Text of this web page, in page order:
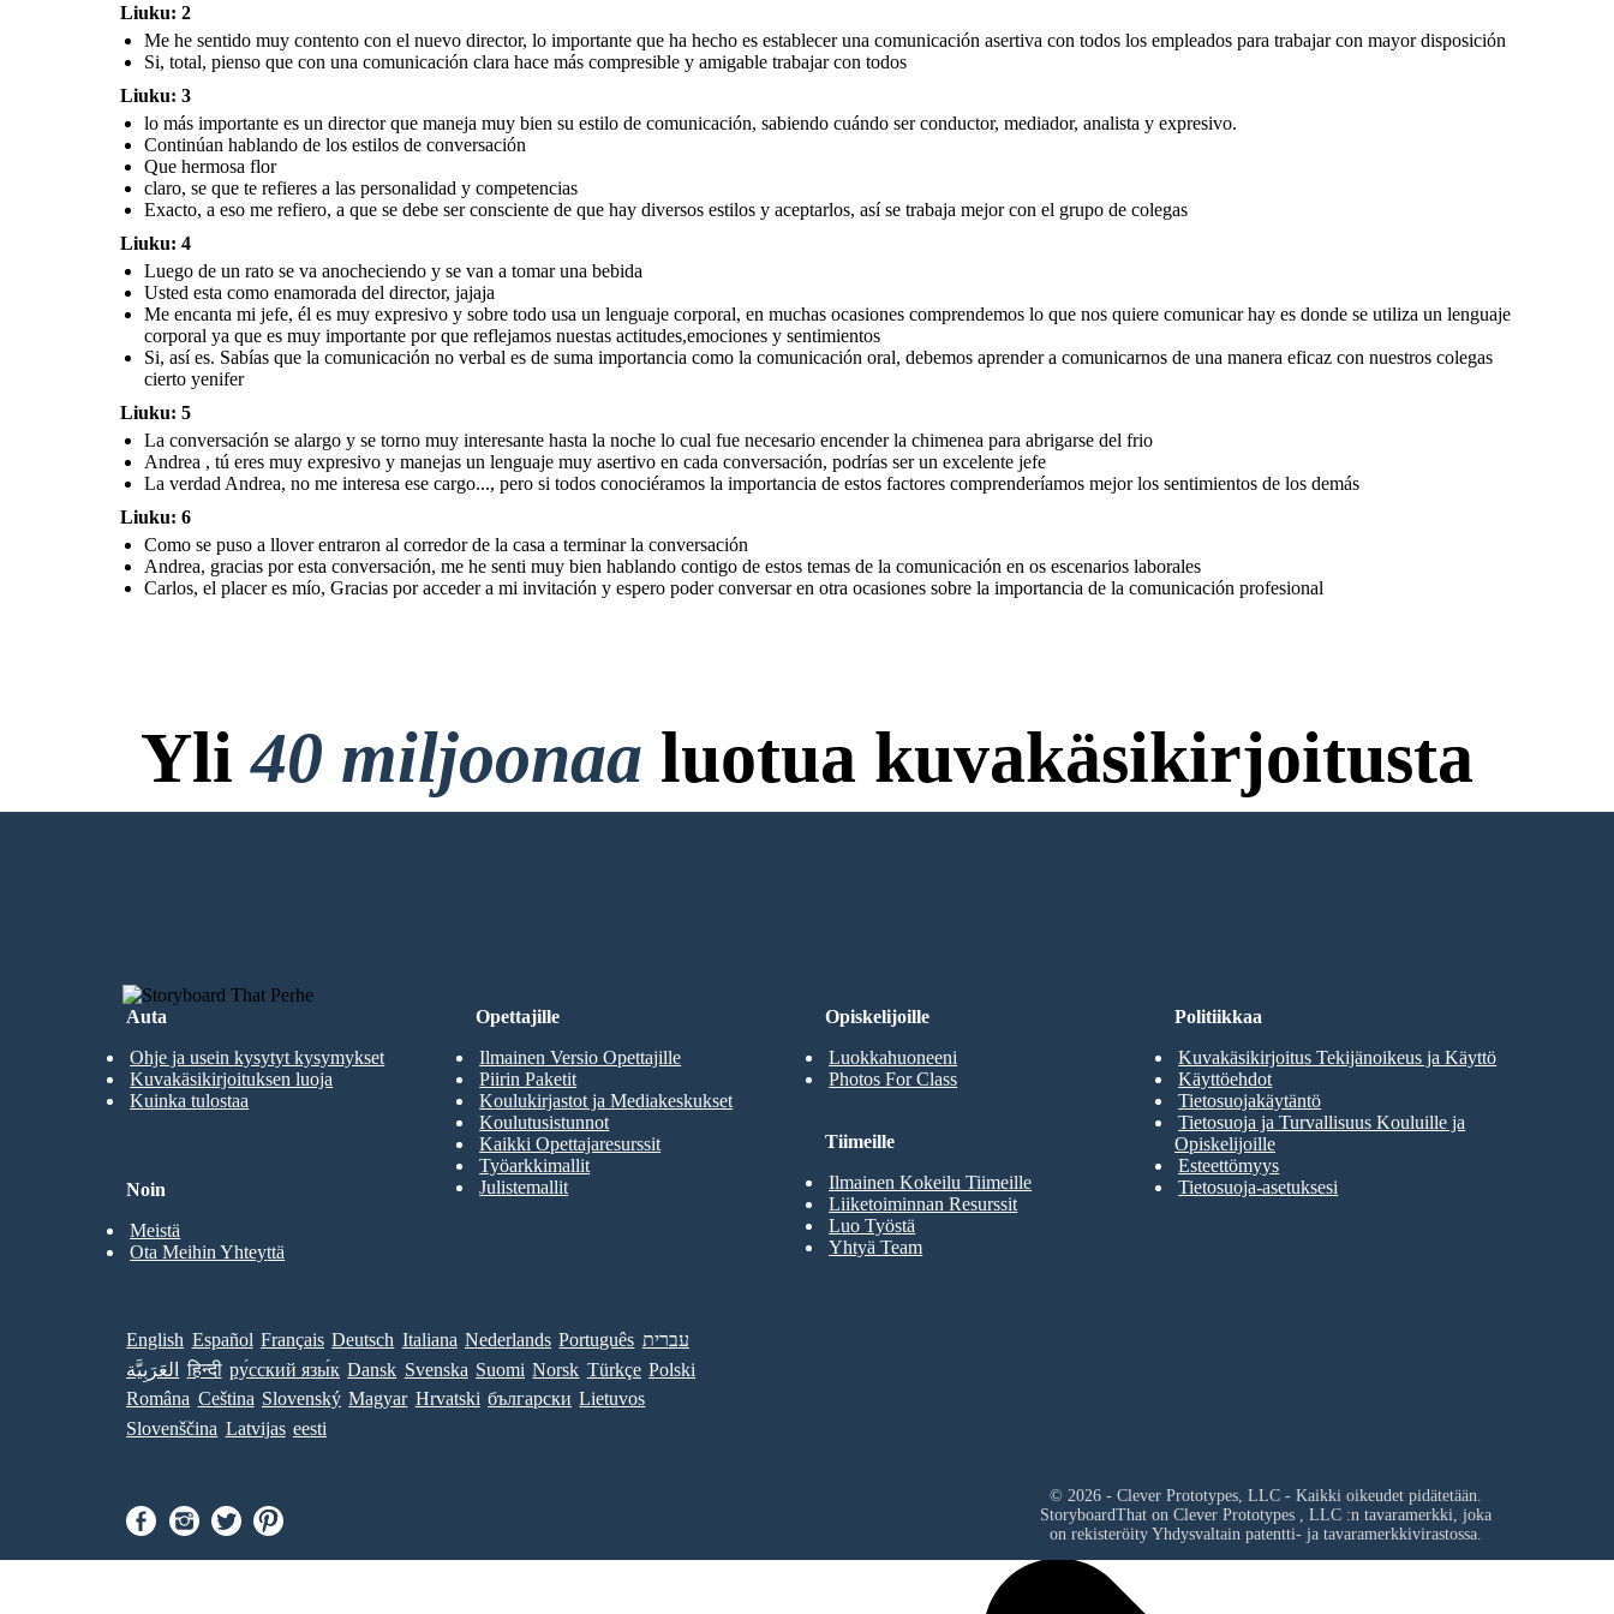
Andrea, gracias por esta
conversación, me he senti
de la comunicación en os
escenarios laborales
Carlos, el placer es mío,
conversar en otra ocasiones
sobre la importancia de la
Liuku: 2
Me he sentido muy contento con el nuevo director, lo importante que ha hecho es establecer una comunicación asertiva con todos los empleados para trabajar con mayor disposición
Si, total, pienso que con una comunicación clara hace más compresible y amigable trabajar con todos
Liuku: 3
lo más importante es un director que maneja muy bien su estilo de comunicación, sabiendo cuándo ser conductor, mediador, analista y expresivo.
Continúan hablando de los estilos de conversación
Que hermosa flor
claro, se que te refieres a las personalidad y competencias
Exacto, a eso me refiero, a que se debe ser consciente de que hay diversos estilos y aceptarlos, así se trabaja mejor con el grupo de colegas
Liuku: 4
Luego de un rato se va anocheciendo y se van a tomar una bebida
Usted esta como enamorada del director, jajaja
Me encanta mi jefe, él es muy expresivo y sobre todo usa un lenguaje corporal, en muchas ocasiones comprendemos lo que nos quiere comunicar hay es donde se utiliza un lenguaje
corporal ya que es muy importante por que reflejamos nuestas actitudes,emociones y sentimientos
Si, así es. Sabías que la comunicación no verbal es de suma importancia como la comunicación oral, debemos aprender a comunicarnos de una manera eficaz con nuestros colegas
cierto yenifer
Liuku: 5
La conversación se alargo y se torno muy interesante hasta la noche lo cual fue necesario encender la chimenea para abrigarse del frio
Andrea , tú eres muy expresivo y manejas un lenguaje muy asertivo en cada conversación, podrías ser un excelente jefe
La verdad Andrea, no me interesa ese cargo..., pero si todos conociéramos la importancia de estos factores comprenderíamos mejor los sentimientos de los demás
Liuku: 6
Como se puso a llover entraron al corredor de la casa a terminar la conversación
Andrea, gracias por esta conversación, me he senti muy bien hablando contigo de estos temas de la comunicación en os escenarios laborales
Carlos, el placer es mío, Gracias por acceder a mi invitación y espero poder conversar en otra ocasiones sobre la importancia de la comunicación profesional
Yli40 miljoonaa luotua kuvakäsikirjoitusta
Ei Latauksia, ei Luottokorttia ja ei Vaadi Kirjautumista Kokeilemiseen!
Auta
Ohje ja usein kysytyt kysymykset
Kuvakäsikirjoituksen luoja
Kuinka tulostaa
Opiskelijoille
Luokkahuoneeni
Photos For Class
Opettajille
Ilmainen Versio Opettajille
Piirin Paketit
Koulukirjastot ja Mediakeskukset
Koulutusistunnot
Kaikki Opettajaresurssit
Työarkkimallit
Julistemallit
Tiimeille
Ilmainen Kokeilu Tiimeille
Liiketoiminnan Resurssit
Luo Työstä
Yhtyä Team
Noin
Meistä
Ota Meihin Yhteyttä
Politiikkaa
Kuvakäsikirjoitus Tekijänoikeus ja Käyttö
Käyttöehdot
Tietosuojakäytäntö
Tietosuoja ja Turvallisuus Kouluille ja
Opiskelijoille
Esteettömyys
Tietosuoja-asetuksesi
English Español Français Deutsch Italiana Nederlands Português עברית
العَرَبِيَّة
हिन्दी ру́сский язы́к Dansk Svenska Suomi Norsk Türkçe Polski
Româna Ceština Slovenský Magyar Hrvatski български Lietuvos
Slovenščina Latvijas eesti
© 2026 - Clever Prototypes, LLC - Kaikki oikeudet pidätetään.
StoryboardThat on Clever Prototypes , LLC:n tavaramerkki, joka
on rekisteröity Yhdysvaltain patentti- ja tavaramerkkivirastossa.